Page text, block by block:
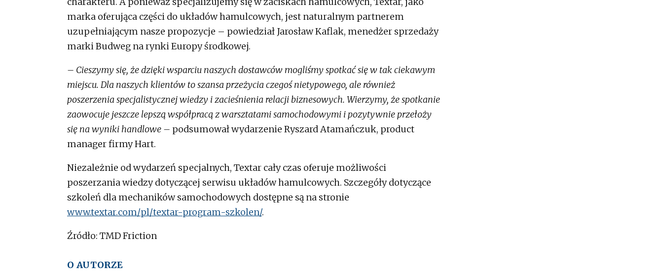
marka oferująca części do układów hamulcowych, jest naturalnym partnerem
uzupełniającym nasze propozycje – powiedział Jarosław Kaflak, menedżer sprzedaży
marki Budweg na rynki Europy środkowej.
– Cieszymy się, że dzięki wsparciu naszych dostawców mogliśmy spotkać się w tak ciekawym
miejscu. Dla naszych klientów to szansa przeżycia czegoś nietypowego, ale również
poszerzenia specjalistycznej wiedzy i zacieśnienia relacji biznesowych. Wierzymy, że spotkanie
zaowocuje jeszcze lepszą współpracą z warsztatami samochodowymi i pozytywnie przełoży
się na wyniki handlowe – podsumował wydarzenie Ryszard Atamańczuk, product
manager firmy Hart.
Niezależnie od wydarzeń specjalnych, Textar cały czas oferuje możliwości
poszerzania wiedzy dotyczącej serwisu układów hamulcowych. Szczegóły dotyczące
szkoleń dla mechaników samochodowych dostępne są na stronie
www.textar.com/pl/textar-program-szkolen/.
Źródło: TMD Friction
O AUTORZE